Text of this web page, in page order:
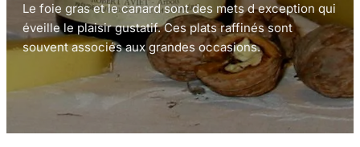
Le foie gras et le canard sont des mets d exception qui
éveille le plaisir gustatif. Ces plats raffinés sont
souvent associés aux grandes occasions.